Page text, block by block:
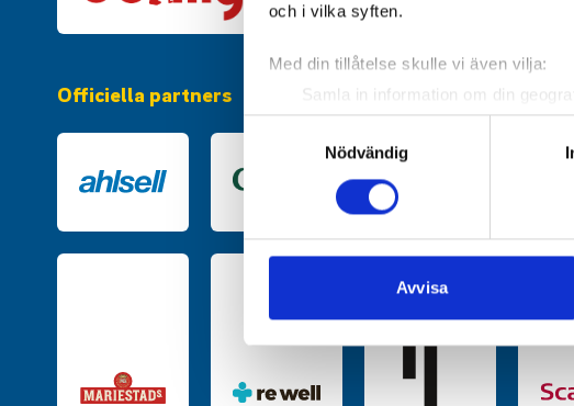
och i vilka syften.
Med din tillåtelse skulle vi även vilja:
Samla in information om din
Identifiera din enhet genom att
Ta reda på mer om hur dina
eller dra tillbaka ditt samtycke när som
sociala medier och analysera vår
till de sociala medier och annons- och
Nödvändig
Avvisa
Officiella partners